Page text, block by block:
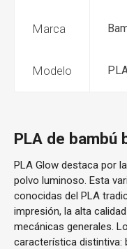
Marca
Modelo
PLA de bambú
PLA Glow destaca por
polvo luminoso. Esta
conocidas del PLA
impresión, la alta
mecánicas generales.
característica distintiva: